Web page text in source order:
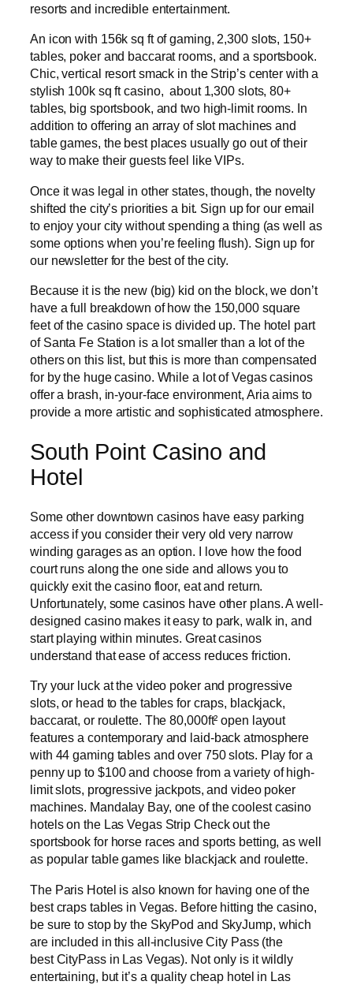
resorts and incredible entertainment.
An icon with 156k sq ft of gaming, 2,300 slots, 150+
tables, poker and baccarat rooms, and a sportsbook.
Chic, vertical resort smack in the Strip’s center with a
stylish 100k sq ft casino, about 1,300 slots, 80+
tables, big sportsbook, and two high-limit rooms. In
addition to offering an array of slot machines and
table games, the best places usually go out of their
way to make their guests feel like VIPs.
Once it was legal in other states, though, the novelty
shifted the city’s priorities a bit. Sign up for our email
to enjoy your city without spending a thing (as well as
some options when you’re feeling flush). Sign up for
our newsletter for the best of the city.
Because it is the new (big) kid on the block, we don’t
have a full breakdown of how the 150,000 square
feet of the casino space is divided up. The hotel part
of Santa Fe Station is a lot smaller than a lot of the
others on this list, but this is more than compensated
for by the huge casino. While a lot of Vegas casinos
offer a brash, in-your-face environment, Aria aims to
provide a more artistic and sophisticated atmosphere.
South Point Casino and
Hotel
Some other downtown casinos have easy parking
access if you consider their very old very narrow
winding garages as an option. I love how the food
court runs along the one side and allows you to
quickly exit the casino floor, eat and return.
Unfortunately, some casinos have other plans. A well-
designed casino makes it easy to park, walk in, and
start playing within minutes. Great casinos
understand that ease of access reduces friction.
Try your luck at the video poker and progressive
slots, or head to the tables for craps, blackjack,
baccarat, or roulette. The 80,000ft² open layout
features a contemporary and laid-back atmosphere
with 44 gaming tables and over 750 slots. Play for a
penny up to $100 and choose from a variety of high-
limit slots, progressive jackpots, and video poker
machines. Mandalay Bay, one of the coolest casino
hotels on the Las Vegas Strip Check out the
sportsbook for horse races and sports betting, as well
as popular table games like blackjack and roulette.
The Paris Hotel is also known for having one of the
best craps tables in Vegas. Before hitting the casino,
be sure to stop by the SkyPod and SkyJump, which
are included in this all-inclusive City Pass (the
best CityPass in Las Vegas). Not only is it wildly
entertaining, but it’s a quality cheap hotel in Las